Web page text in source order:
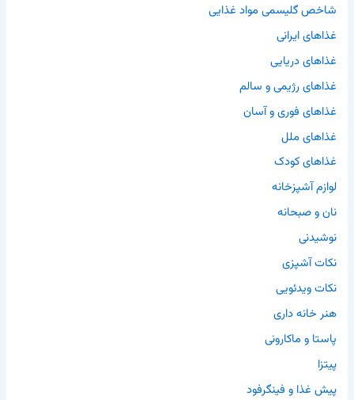
شاخص گلیسمی مواد غذایی
غذاهای ایرانی
غذاهای دریایی
غذاهای رژیمی و سالم
غذاهای فوری و آسان
غذاهای ملل
غذاهای کودک
لوازم آشپزخانه
نان و صبحانه
نوشیدنی
نکات آشپزی
نکات ویدئویی
هنر خانه داری
پاستا و ماکارونی
پیتزا
پیش غذا و فینگرفود